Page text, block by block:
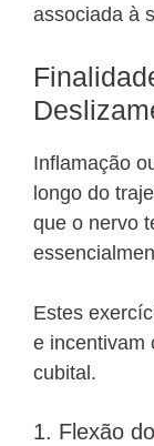
associada à
Inflamação
longo do
que o nervo
Estes
e incentivam
cubital.
1. Flexão